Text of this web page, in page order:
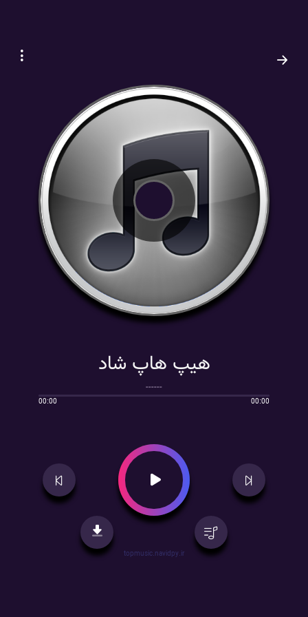
هیپ هاپ شاد
------
00:00 00:00
topmusic.navidpy.ir